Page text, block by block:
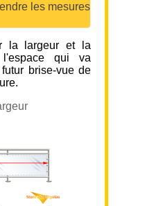
les mesures
la largeur et la
qui va
brise-vue de